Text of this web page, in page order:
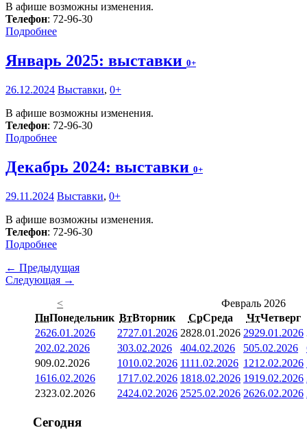
В афише возможны изменения.
Телефон: 72-96-30
Подробнее
Январь 2025: выставки 0+
26.12.2024 Выставки, 0+
В афише возможны изменения.
Телефон: 72-96-30
Подробнее
Декабрь 2024: выставки 0+
29.11.2024 Выставки, 0+
В афише возможны изменения.
Телефон: 72-96-30
Подробнее
← Предыдущая
Следующая →
<
Февраль 2026
ПнПонедельник ВтВторник СрСреда ЧтЧетверг
2626.01.2026 2727.01.2026 2828.01.2026 2929.01.2026
202.02.2026 303.02.2026 404.02.2026 505.02.2026
909.02.2026 1010.02.2026 1111.02.2026 1212.02.2026
1616.02.2026 1717.02.2026 1818.02.2026 1919.02.2026
2323.02.2026 2424.02.2026 2525.02.2026 2626.02.2026
Сегодня